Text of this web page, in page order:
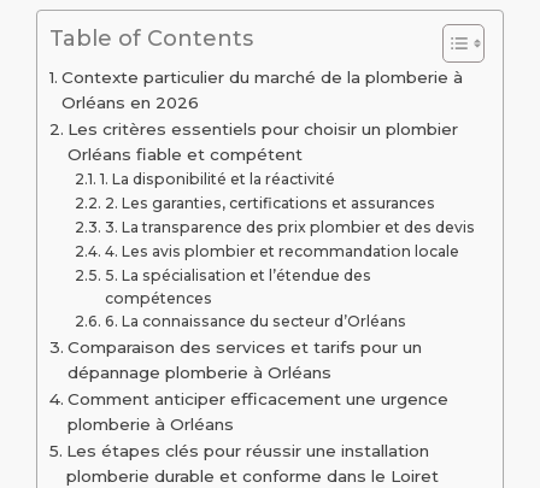
Table of Contents
Contexte particulier du marché de la plomberie à
Orléans en 2026
Les critères essentiels pour choisir un plombier
Orléans fiable et compétent
1. La disponibilité et la réactivité
2. Les garanties, certifications et assurances
3. La transparence des prix plombier et des devis
4. Les avis plombier et recommandation locale
5. La spécialisation et l’étendue des
compétences
6. La connaissance du secteur d’Orléans
Comparaison des services et tarifs pour un
dépannage plomberie à Orléans
Comment anticiper efficacement une urgence
plomberie à Orléans
Les étapes clés pour réussir une installation
plomberie durable et conforme dans le Loiret